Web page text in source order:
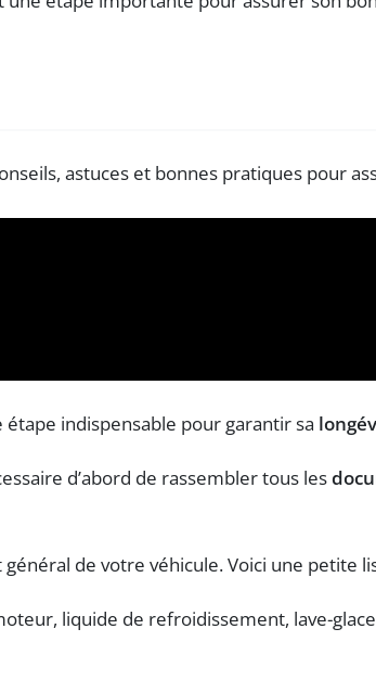
indispensable pour garantir sa
d’abord de rassembler tous les
de votre véhicule. Voici une petite
liquide de refroidissement, lave-glace